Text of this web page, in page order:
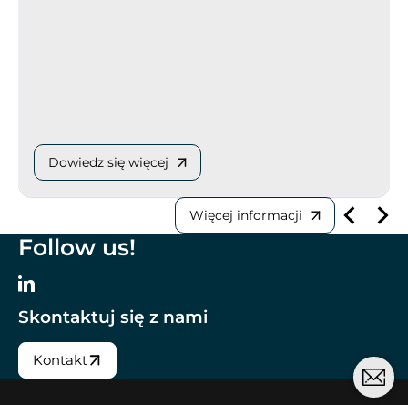
Dowiedz się więcej
Więcej informacji
Follow us!
Skontaktuj się z nami
Kontakt